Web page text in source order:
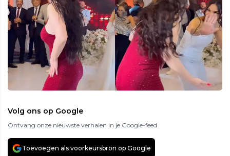
Volg ons op Google
Ontvang onze nieuwste verhalen in je Google-feed
Toevoegen als voorkeursbron op Google